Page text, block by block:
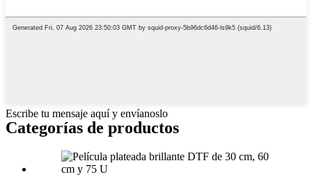
Escribe tu mensaje aquí y envíanoslo
Categorías de productos